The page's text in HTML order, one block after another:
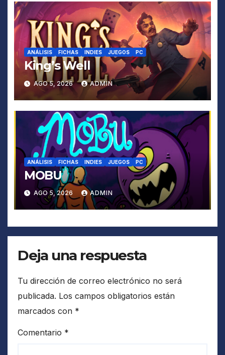
ANÁLISIS FICHAS INDIES JUEGOS PC
King’s Well
AGO 5, 2026 ADMIN
ANÁLISIS FICHAS INDIES JUEGOS PC
MOBU
AGO 5, 2026 ADMIN
Deja una respuesta
Tu dirección de correo electrónico no será
publicada. Los campos obligatorios están
marcados con *
Comentario *